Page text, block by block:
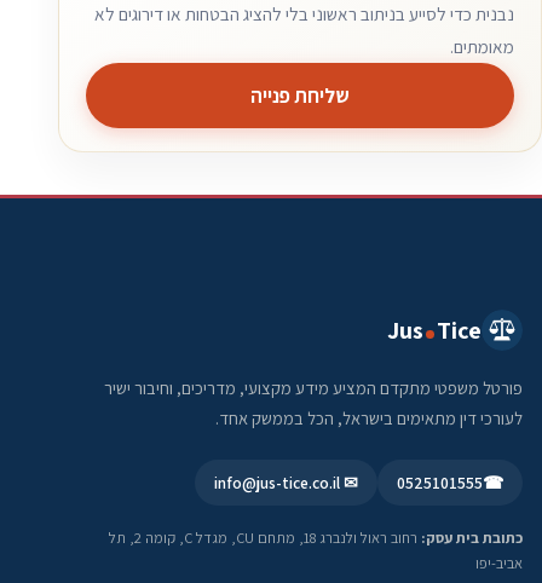
נבנית כדי לסייע בניתוב ראשוני בלי להציג הבטחות או דירוגים לא
מאומתים.
שליחת פנייה
Jus Tice
פורטל משפטי מתקדם המציע מידע מקצועי, מדריכים, וחיבור ישיר
לעורכי דין מתאימים בישראל, הכל בממשק אחד.
☎
0525101555
✉ info@jus-tice.co.il
כתובת בית עסק:
רחוב ראול ולנברג 18, מתחם CU, מגדל C, קומה 2, תל
אביב-יפו